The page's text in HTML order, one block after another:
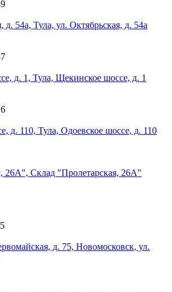
д. 54а, Тула, ул. Октябрьская, д. 54а
д. 1, Тула, Щекинское шоссе, д. 1
д. 110, Тула, Одоевское шоссе, д. 110
26А", Склад "Пролетарская, 26А"
д. 75, Новомосковск, ул.